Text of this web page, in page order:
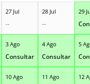
27 Jul
--
28 Jul
--
29
3 Ago
Consultar
4 Ago
Consultar
5
10 Ago 11 Ago 12